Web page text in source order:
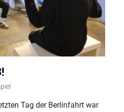
Tag der Berlinfahrt war